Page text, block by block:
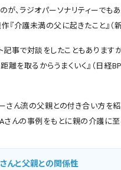
が、ラジオパーソナリティーでも
『介護未満の父に起きたこと』（
記事で対談をしたこともありま
離を取るからうまくいく』（日経
さん流の父親との付き合い方を
さんの事例をもとに親の介護に
んと父親との関係性